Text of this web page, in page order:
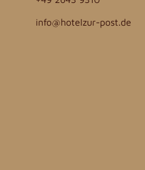
info@hotelzur-post.de